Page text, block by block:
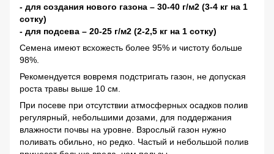
- для создания нового газона – 30-40 г/м2 (3-4 кг на 1
сотку)
- для подсева – 20-25 г/м2 (2-2,5 кг на 1 сотку)
Семена имеют всхожесть более 95% и чистоту больше
98%.
Рекомендуется вовремя подстригать газон, не допуская
роста травы выше 10 см.
При посеве при отсутствии атмосферных осадков полив
регулярный, небольшими дозами, для поддержания
влажности почвы на уровне. Взрослый газон нужно
поливать обильно, но редко. Частый и небольшой полив